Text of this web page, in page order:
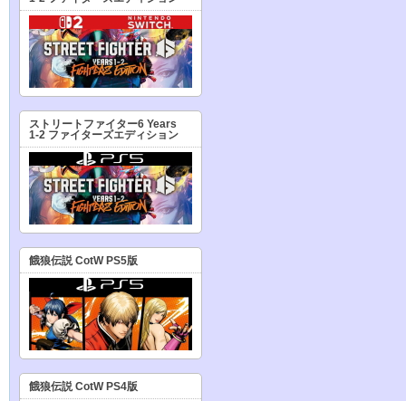
ストリートファイター6 Years
1-2 ファイターズエディション
餓狼伝説 CotW PS5版
餓狼伝説 CotW PS4版